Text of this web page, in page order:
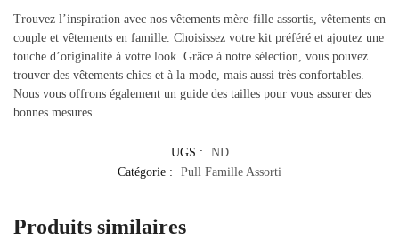
Trouvez l’inspiration avec nos vêtements mère-fille assortis, vêtements en
couple et vêtements en famille. Choisissez votre kit préféré et ajoutez une
touche d’originalité à votre look. Grâce à notre sélection, vous pouvez
trouver des vêtements chics et à la mode, mais aussi très confortables.
Nous vous offrons également un guide des tailles pour vous assurer des
bonnes mesures.
UGS :
ND
Catégorie :
Pull Famille Assorti
Produits similaires